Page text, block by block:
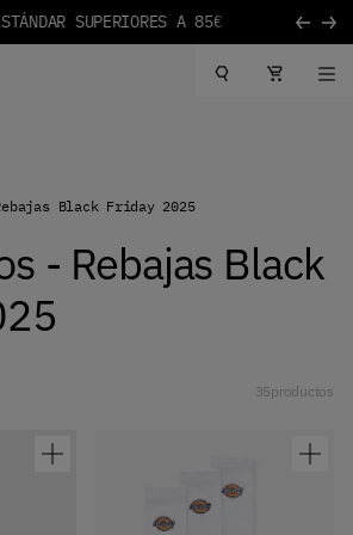
Black Friday 2025
- Rebajas Black
35productos